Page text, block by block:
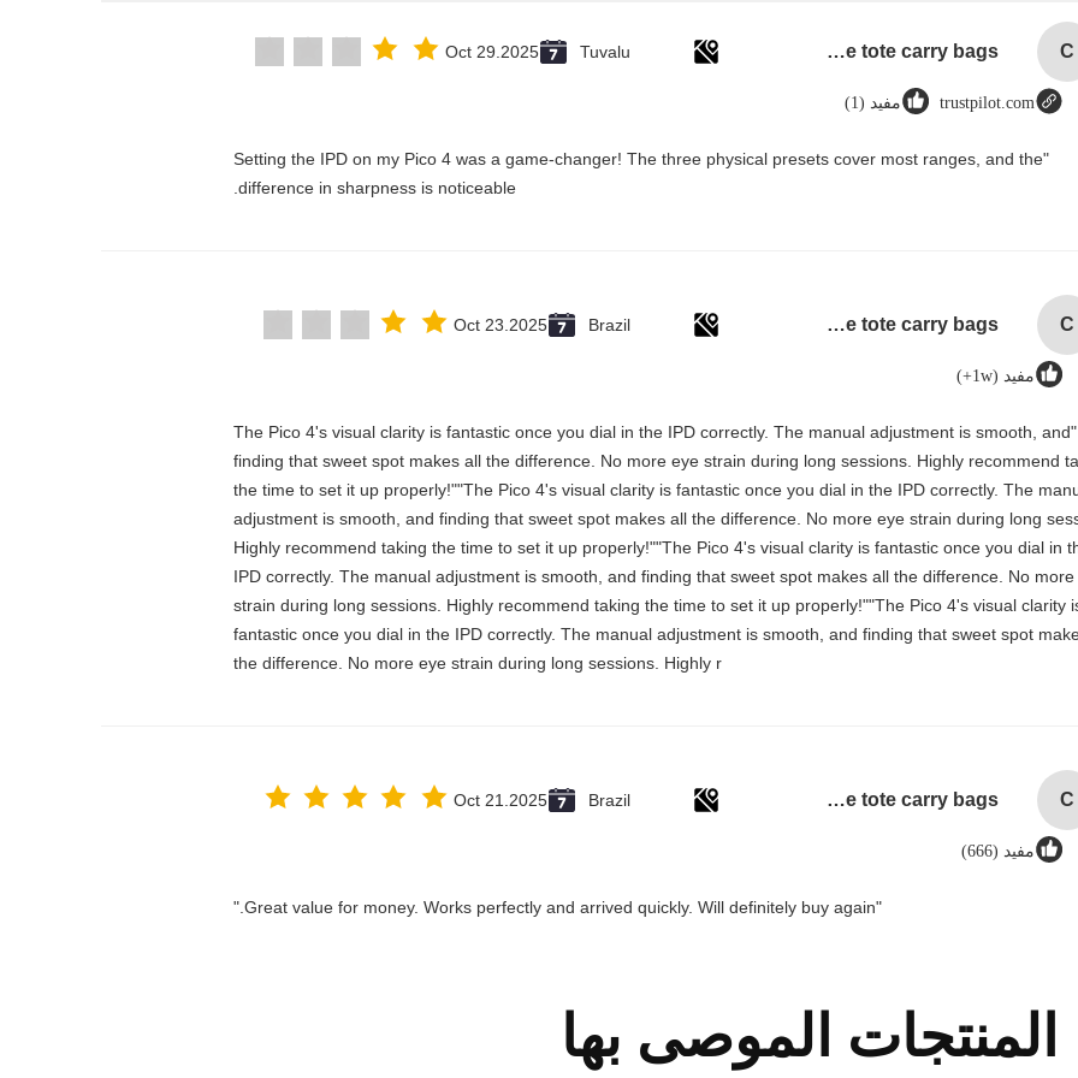
C
custom single bottle packaging paper wine gift glass bag 2 bottle black wine tote carry bags
Tuvalu
Oct 29.2025
trustpilot.com مفيد (1)
"Setting the IPD on my Pico 4 was a game-changer! The three physical presets cover most ranges, and the
difference in sharpness is noticeable.
C
custom single bottle packaging paper wine gift glass bag 2 bottle black wine tote carry bags
Brazil
Oct 23.2025
مفيد (1w+)
"The Pico 4's visual clarity is fantastic once you dial in the IPD correctly. The manual adjustment is smooth, and
finding that sweet spot makes all the difference. No more eye strain during long sessions. Highly recommend
the time to set it up properly!""The Pico 4's visual clarity is fantastic once you dial in the IPD correctly. The
adjustment is smooth, and finding that sweet spot makes all the difference. No more eye strain during long
Highly recommend taking the time to set it up properly!""The Pico 4's visual clarity is fantastic once you dial in
IPD correctly. The manual adjustment is smooth, and finding that sweet spot makes all the difference. No more
strain during long sessions. Highly recommend taking the time to set it up properly!""The Pico 4's visual clarity
fantastic once you dial in the IPD correctly. The manual adjustment is smooth, and finding that sweet spot
the difference. No more eye strain during long sessions. Highly r
C
custom single bottle packaging paper wine gift glass bag 2 bottle black wine tote carry bags
Brazil
Oct 21.2025
مفيد (666)
"Great value for money. Works perfectly and arrived quickly. Will definitely buy again."
المنتجات الموصى بها